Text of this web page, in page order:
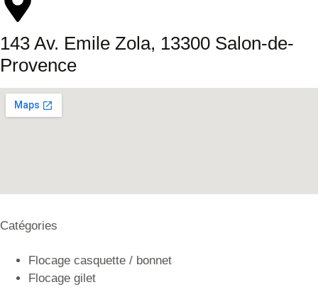
143 Av. Emile Zola, 13300 Salon-de-
Provence
Catégories
Flocage casquette / bonnet
Flocage gilet